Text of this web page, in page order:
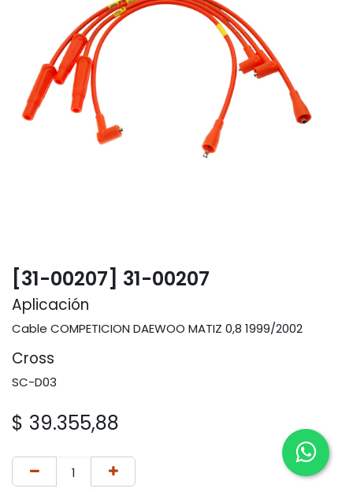
[31-00207] 31-00207
Aplicación
Cable COMPETICION DAEWOO MATIZ 0,8 1999/2002
Cross
SC-D03
$ 39.355,88